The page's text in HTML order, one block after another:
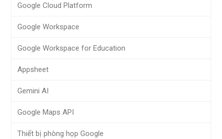
Google Cloud Platform
Google Workspace
Google Workspace for Education
Appsheet
Gemini AI
Google Maps API
Thiết bị phòng họp Google